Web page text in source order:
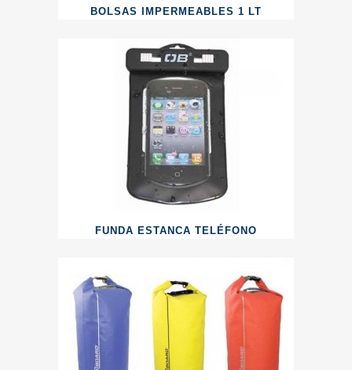
BOLSAS IMPERMEABLES 1 LT
FUNDA ESTANCA TELÉFONO